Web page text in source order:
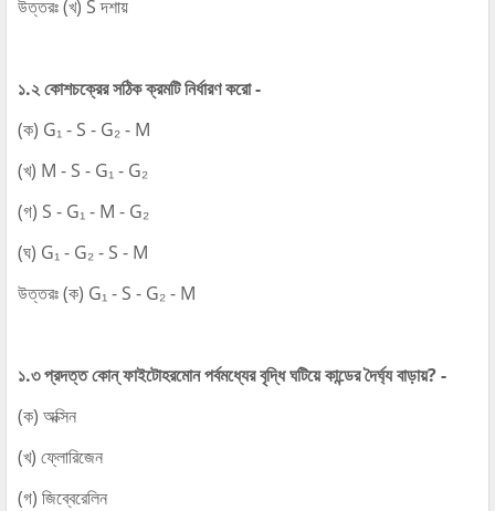
উত্তরঃ (খ) S দশায়
১.২ কোশচক্রের সঠিক ক্রমটি নির্ধারণ করো -
(ক) G₁ - S - G₂ - M
(খ) M - S - G₁ - G₂
(গ) S - G₁ - M - G₂
(ঘ) G₁ - G₂ - S - M
উত্তরঃ (ক) G₁ - S - G₂ - M
১.৩ প্রদত্ত কোন্‌ ফাইটোহরমোন পর্বমধ্যের বৃদ্ধি ঘটিয়ে কান্ডের দৈর্ঘ্য বাড়ায়? -
(ক) অক্সিন
(খ) ফ্লোরিজেন
(গ) জিব্বেরেলিন